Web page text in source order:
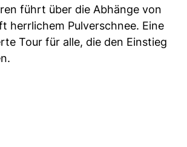
führt über die Abhänge von
herrlichem Pulverschnee. Eine
Tour für alle, die den Einstieg